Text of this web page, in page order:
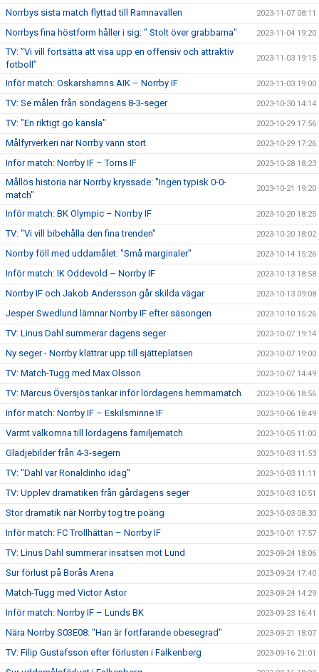
Norrbys sista match flyttad till Ramnavallen 2023-11-07 08:11
Norrbys fina höstform håller i sig: " Stolt över grabbarna" 2023-11-04 19:20
TV: ”Vi vill fortsätta att visa upp en offensiv och attraktiv
fotboll”
2023-11-03 19:15
Inför match: Oskarshamns AIK – Norrby IF 2023-11-03 19:00
TV: Se målen från söndagens 8-3-seger 2023-10-30 14:14
TV: "En riktigt go känsla" 2023-10-29 17:56
Målfyrverkeri när Norrby vann stort 2023-10-29 17:26
Inför match: Norrby IF – Torns IF 2023-10-28 18:23
Mållös historia när Norrby kryssade: "Ingen typisk 0-0-
match"
2023-10-21 19:20
Inför match: BK Olympic – Norrby IF 2023-10-20 18:25
TV: "Vi vill bibehålla den fina trenden" 2023-10-20 18:02
Norrby föll med uddamålet: "Små marginaler" 2023-10-14 15:26
Inför match: IK Oddevold – Norrby IF 2023-10-13 18:58
Norrby IF och Jakob Andersson går skilda vägar 2023-10-13 09:08
Jesper Swedlund lämnar Norrby IF efter säsongen 2023-10-10 15:26
TV: Linus Dahl summerar dagens seger 2023-10-07 19:14
Ny seger - Norrby klättrar upp till sjätteplatsen 2023-10-07 19:00
TV: Match-Tugg med Max Olsson 2023-10-07 14:49
TV: Marcus Översjös tankar inför lördagens hemmamatch 2023-10-06 18:56
Inför match: Norrby IF – Eskilsminne IF 2023-10-06 18:49
Varmt välkomna till lördagens familjematch 2023-10-05 11:00
Glädjebilder från 4-3-segern 2023-10-03 11:53
TV: "Dahl var Ronaldinho idag" 2023-10-03 11:11
TV: Upplev dramatiken från gårdagens seger 2023-10-03 10:51
Stor dramatik när Norrby tog tre poäng 2023-10-03 08:30
Inför match: FC Trollhättan – Norrby IF 2023-10-01 17:57
TV: Linus Dahl summerar insatsen mot Lund 2023-09-24 18:06
Sur förlust på Borås Arena 2023-09-24 17:40
Match-Tugg med Victor Astor 2023-09-24 14:29
Inför match: Norrby IF – Lunds BK 2023-09-23 16:41
Nära Norrby S03E08: "Han är fortfarande obesegrad" 2023-09-21 18:07
TV: Filip Gustafsson efter förlusten i Falkenberg 2023-09-16 21:01